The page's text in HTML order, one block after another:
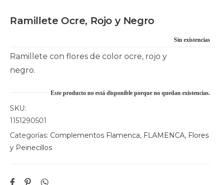
Ramillete Ocre, Rojo y Negro
Sin existencias
Ramillete con flores de color ocre, rojo y
negro.
Este producto no está disponible porque no quedan existencias.
SKU:
1151290501
Categorías: Complementos Flamenca, FLAMENCA, Flores
y Peinecillos